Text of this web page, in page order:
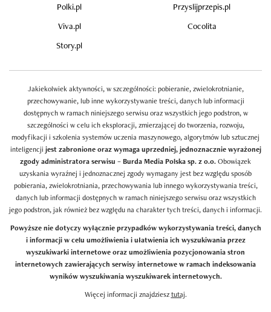
Polki.pl
Przyslijprzepis.pl
Viva.pl
Cocolita
Story.pl
Jakiekolwiek aktywności, w szczególności: pobieranie, zwielokrotnianie,
przechowywanie, lub inne wykorzystywanie treści, danych lub informacji
dostępnych w ramach niniejszego serwisu oraz wszystkich jego podstron, w
szczególności w celu ich eksploracji, zmierzającej do tworzenia, rozwoju,
modyfikacji i szkolenia systemów uczenia maszynowego, algorytmów lub sztucznej
inteligencji jest zabronione oraz wymaga uprzedniej, jednoznacznie wyrażonej
zgody administratora serwisu – Burda Media Polska sp. z o.o.Obowiązek
uzyskania wyraźnej i jednoznacznej zgody wymagany jest bez względu sposób
pobierania, zwielokrotniania, przechowywania lub innego wykorzystywania treści,
danych lub informacji dostępnych w ramach niniejszego serwisu oraz wszystkich
jego podstron, jak również bez względu na charakter tych treści, danych i informacji.
Powyższe nie dotyczy wyłącznie przypadków wykorzystywania treści, danych
i informacji w celu umożliwienia i ułatwienia ich wyszukiwania przez
wyszukiwarki internetowe oraz umożliwienia pozycjonowania stron
internetowych zawierających serwisy internetowe w ramach indeksowania
wyników wyszukiwania wyszukiwarek internetowych.
Więcej informacji znajdziesztutaj.